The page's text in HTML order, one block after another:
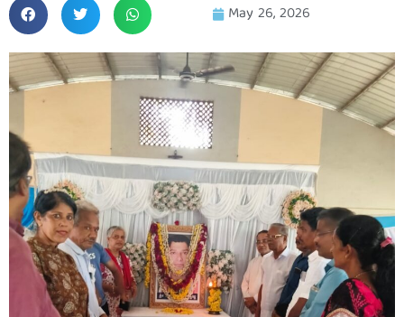
May 26, 2026